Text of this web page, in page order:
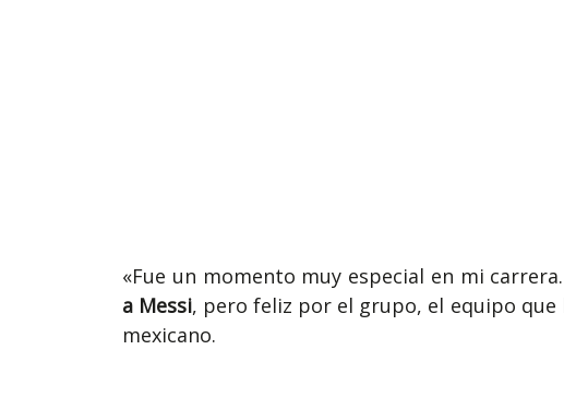
«Fue un momento muy especial en mi carrera.
a Messi, pero feliz por el grupo, el equipo
mexicano.